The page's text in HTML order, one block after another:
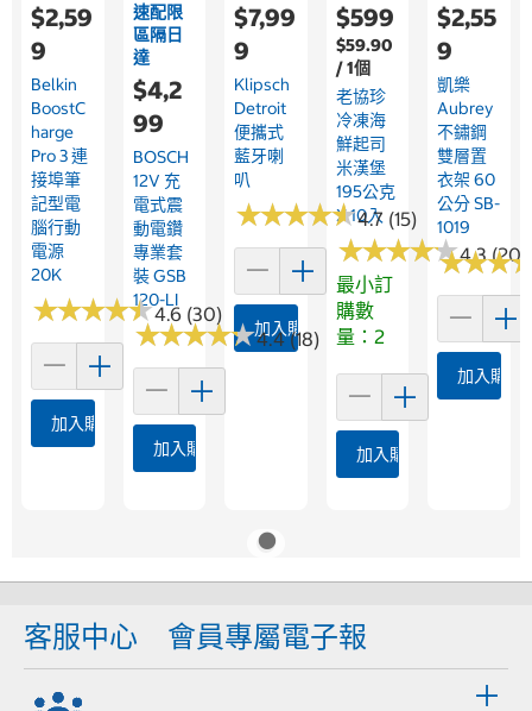
$2,59
9
Belkin
BoostC
Harge
Pro 3 連
接埠筆
記型電
腦行動
電源
20K
★★★★★
★★★★★4.6 (30)
加入購物車
速配限
區隔日
達
$4,2
99
BOSCH
12V 充
電式震
動電鑽
專業套
裝 GSB
120-LI
★★★★★
★★★★★4.4 (18)
加入購物車
$7,99
9
Klipsch
Detroit
便攜式
藍牙喇
叭
★★★★★
★★★★★4.7 (15)
加入購物車
$599
$59.90
/ 1個
老協珍
冷凍海
鮮起司
米漢堡
195公克
X 10入
★★★★★
★★★★★4.3 (20)
最小訂
購數
量：2
加入購物車
$2,55
9
凱樂
Aubrey
不鏽鋼
雙層置
衣架 60
公分 SB-
1019
★★★
★★★
加入購物
客服中心 會員專屬電子報